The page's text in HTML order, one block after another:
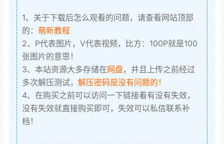
1、关于下载后怎么观看的问题，请查看网站顶部
的： 萌新教程
2、P代表图片，V代表视频，比方：100P就是100
张图片的意思！
3、本站资源大多存储在网盘，并且上传之前经过
多次解压测试， 解压密码是没有问题的！
4、在购买之前可以访问一下链接看有没有失效，
没有失效就直接购买即可，失效可以私信联系补
档！